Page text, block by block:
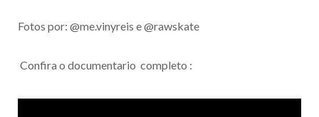
Fotos por: @me.vinyreis e @rawskate
Confira o documentario completo :